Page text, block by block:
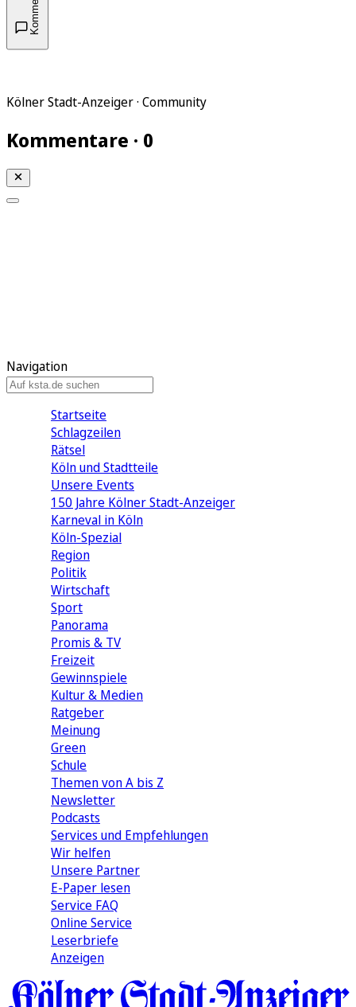
Kölner Stadt-Anzeiger · Community
Kommentare · 0
Navigation
Startseite
Schlagzeilen
Rätsel
Köln und Stadtteile
Unsere Events
150 Jahre Kölner Stadt-Anzeiger
Karneval in Köln
Köln-Spezial
Region
Politik
Wirtschaft
Sport
Panorama
Promis & TV
Freizeit
Gewinnspiele
Kultur & Medien
Ratgeber
Meinung
Green
Schule
Themen von A bis Z
Newsletter
Podcasts
Services und Empfehlungen
Wir helfen
Unsere Partner
E-Paper lesen
Service FAQ
Online Service
Leserbriefe
Anzeigen